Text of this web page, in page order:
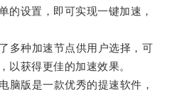
的设置，即可实现一键加速，
种加速节点供用户选择，可
以获得更佳的加速效果。
版是一款优秀的提速软件，